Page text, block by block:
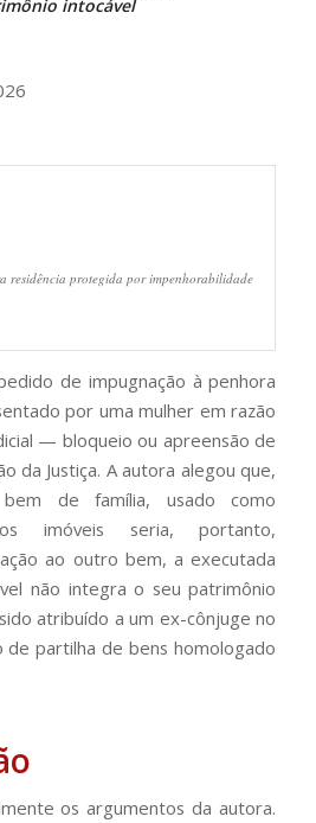
intocável
residência protegida por impenhorabilidade
de impugnação à penhora
por uma mulher em razão
— bloqueio ou apreensão de
da Justiça. A autora alegou que,
de família, usado como
imóveis seria, portanto,
ao outro bem, a executada
não integra o seu patrimônio
atribuído a um ex-cônjuge no
partilha de bens homologado
os argumentos da autora.